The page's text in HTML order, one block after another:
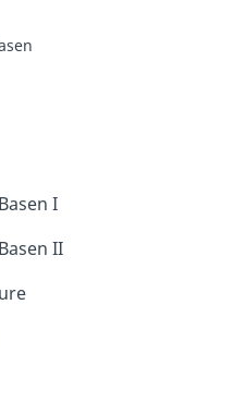
I
II